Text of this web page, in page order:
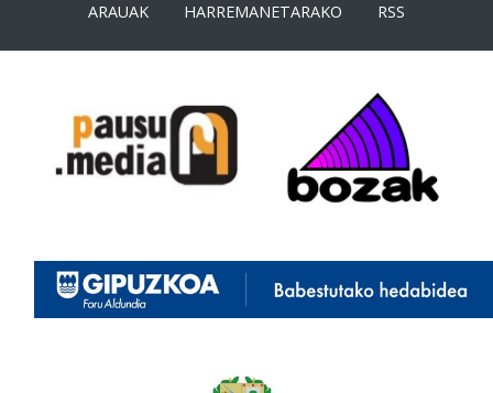
ARAUAK
HARREMANETARAKO RSS